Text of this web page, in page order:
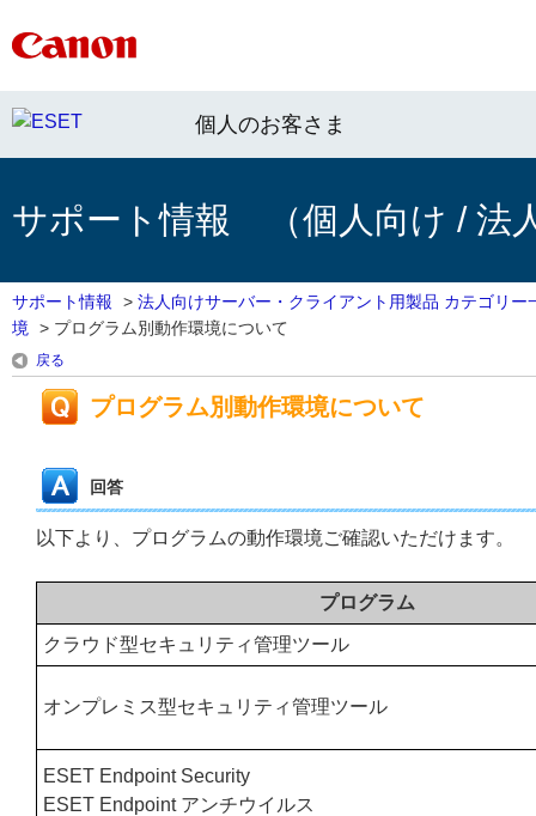
個人のお客さま
サポート情報 （個人向け / 法
サポート情報 > 法人向けサーバー・クライアント用製品 カテゴリー
境
> プログラム別動作環境について
戻る
プログラム別動作環境について
回答
以下より、プログラムの動作環境ご確認いただけます。
プログラム
クラウド型セキュリティ管理ツール
オンプレミス型セキュリティ管理ツール
ESET Endpoint Security
ESET Endpoint アンチウイルス